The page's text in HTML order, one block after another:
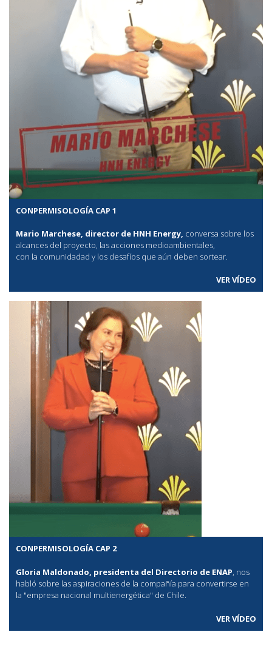
CONPERMISOLOGÍA CAP 1
Mario Marchese, director de HNH Energy, conversa sobre los
alcances del proyecto, las acciones medioambientales,
con la comunidadad y los desafíos que aún deben sortear.
VER VÍDEO
CONPERMISOLOGÍA CAP 2
Gloria Maldonado, presidenta del Directorio de ENAP , nos
habló sobre las aspiraciones de la compañía para convertirse en
la "empresa nacional multienergética" de Chile.
VER VÍDEO